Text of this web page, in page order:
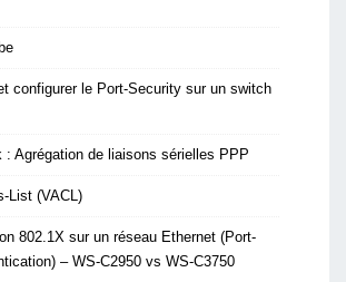
configurer le Port-Security sur un switch
: Agrégation de liaisons sérielles PPP
List (VACL)
802.1X sur un réseau Ethernet (Port-
– WS-C2950 vs WS-C3750